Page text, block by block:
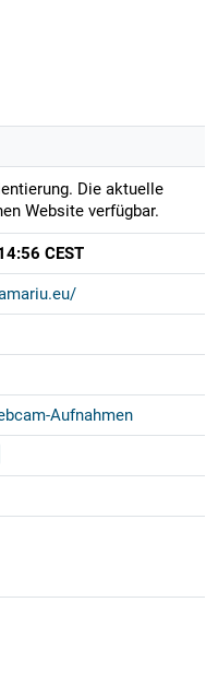
Die aktuelle
Website verfügbar.
CEST
Aufnahmen